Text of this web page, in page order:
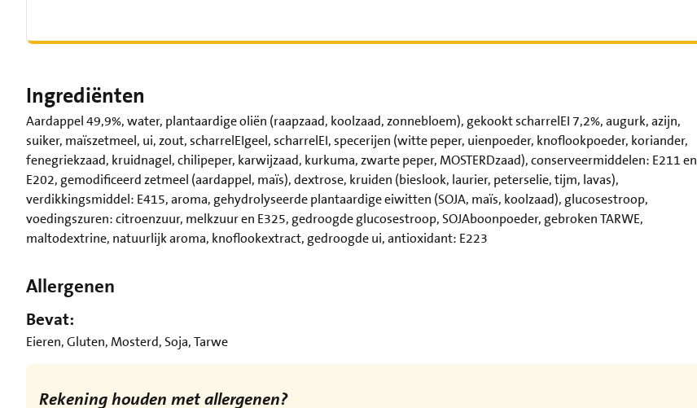
Ingrediënten
Aardappel 49,9%, water, plantaardige oliën (raapzaad, koolzaad, zonnebloem), gekookt scharrelEI 7,2%, augurk, azijn,
suiker, maïszetmeel, ui, zout, scharrelEIgeel, scharrelEI, specerijen (witte peper, uienpoeder, knoflookpoeder, koriander,
fenegriekzaad, kruidnagel, chilipeper, karwijzaad, kurkuma, zwarte peper, MOSTERDzaad), conserveermiddelen: E211 en
E202, gemodificeerd zetmeel (aardappel, maïs), dextrose, kruiden (bieslook, laurier, peterselie, tijm, lavas),
verdikkingsmiddel: E415, aroma, gehydrolyseerde plantaardige eiwitten (SOJA, maïs, koolzaad), glucosestroop,
voedingszuren: citroenzuur, melkzuur en E325, gedroogde glucosestroop, SOJAboonpoeder, gebroken TARWE,
maltodextrine, natuurlijk aroma, knoflookextract, gedroogde ui, antioxidant: E223
Allergenen
Bevat:
Eieren, Gluten, Mosterd, Soja, Tarwe
Rekening houden met allergenen?